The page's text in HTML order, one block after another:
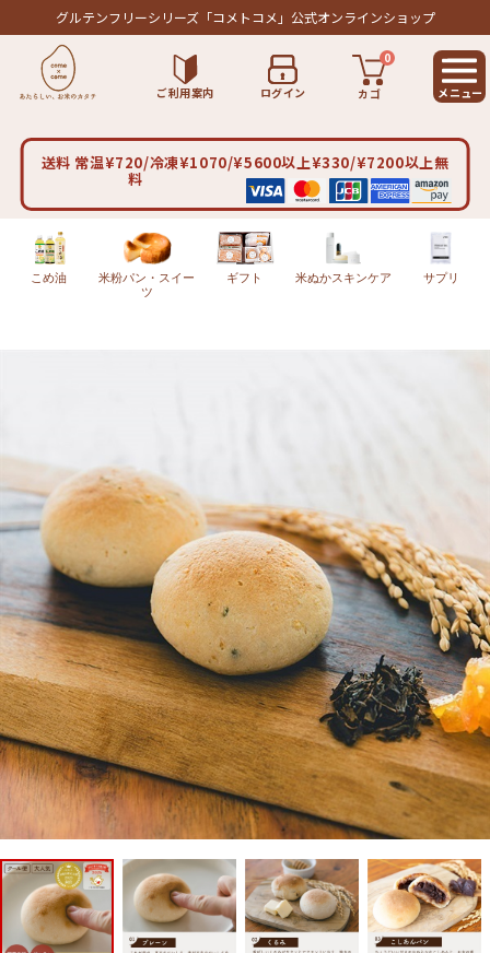
グルテンフリーシリーズ「コメトコメ」公式オンラインショップ
ご利用案内 ログイン カゴ
0
送料 常温¥720/冷凍¥1070/¥5600以上¥330/¥7200以上無
料
こめ油
米粉パン・スイー
ツ
ギフト 米ぬかスキンケア サプリ